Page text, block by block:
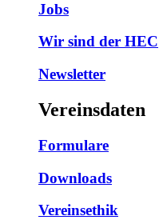
Jobs
Wir sind der HEC
Newsletter
Vereinsdaten
Formulare
Downloads
Vereinsethik